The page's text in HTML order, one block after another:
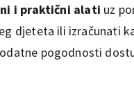
i praktični alati uz
djeteta ili izračunati
pogodnosti